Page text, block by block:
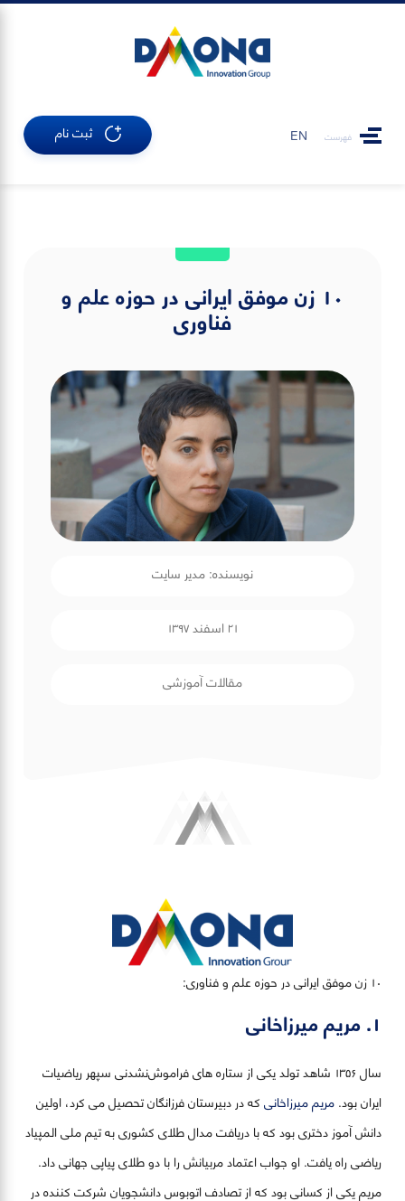
فهرست EN ثبت نام
١٠ زن موفق‌ ایرانی در حوزه علم و
فناوری
نویسنده: مدیر سایت
۲۱ اسفند ۱۳۹۷
مقالات آموزشی
١٠ زن موفق‌ ایرانی در حوزه علم و فناوری:
۱. مریم میرزاخانی
سال ۱۳۵۶ شاهد تولد یکی از ستاره های فراموش‌نشدنی سپهر ریاضیات
ایران بود.مریم میرزاخانیکه در دبیرستان فرزانگان تحصیل می کرد، اولین
دانش آموز دختری بود که با دریافت مدال طلای کشوری به تیم ملی المپیاد
ریاضی راه یافت. او جواب اعتماد مربیانش را با دو طلای پیاپی جهانی داد.
مریم یکی از کسانی بود که از تصادف اتوبوس دانشجویان شرکت کننده در